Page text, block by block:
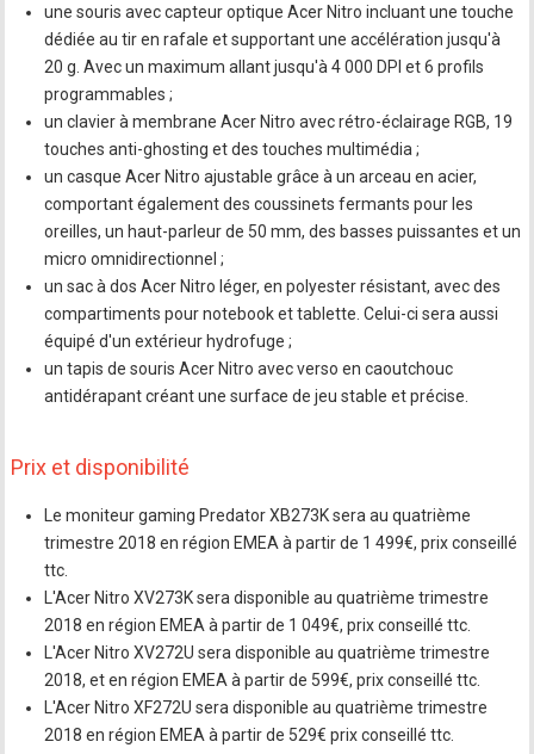
une souris avec capteur optique Acer Nitro incluant une touche
dédiée au tir en rafale et supportant une accélération jusqu'à
20 g. Avec un maximum allant jusqu'à 4 000 DPI et 6 profils
programmables ;
un clavier à membrane Acer Nitro avec rétro-éclairage RGB, 19
touches anti-ghosting et des touches multimédia ;
un casque Acer Nitro ajustable grâce à un arceau en acier,
comportant également des coussinets fermants pour les
oreilles, un haut-parleur de 50 mm, des basses puissantes et un
micro omnidirectionnel ;
un sac à dos Acer Nitro léger, en polyester résistant, avec des
compartiments pour notebook et tablette. Celui-ci sera aussi
équipé d'un extérieur hydrofuge ;
un tapis de souris Acer Nitro avec verso en caoutchouc
antidérapant créant une surface de jeu stable et précise.
Prix et disponibilité
Le moniteur gaming Predator XB273K sera au quatrième
trimestre 2018 en région EMEA à partir de 1 499€, prix conseillé
ttc.
L'Acer Nitro XV273K sera disponible au quatrième trimestre
2018 en région EMEA à partir de 1 049€, prix conseillé ttc.
L'Acer Nitro XV272U sera disponible au quatrième trimestre
2018, et en région EMEA à partir de 599€, prix conseillé ttc.
L'Acer Nitro XF272U sera disponible au quatrième trimestre
2018 en région EMEA à partir de 529€ prix conseillé ttc.